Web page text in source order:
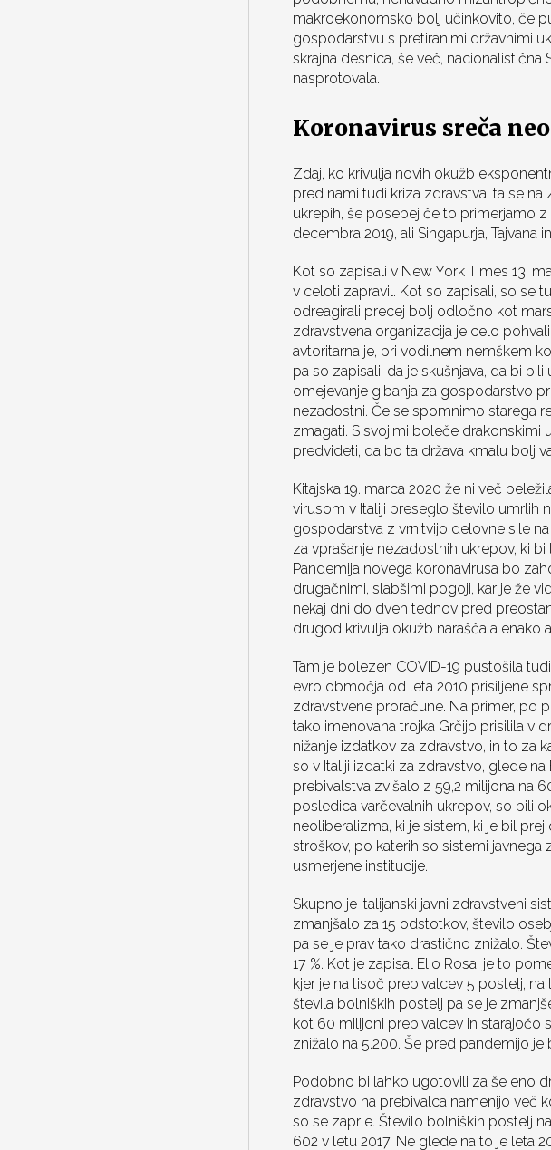
makroekonomsko bolj učinkovito, če
gospodarstvu s pretiranimi državnimi
skrajna desnica, še več,
nasprotovala.
Koronavirus sreča
Zdaj, ko krivulja novih okužb
pred nami tudi kriza zdravstva; ta se
ukrepih, še posebej če to primerjamo z
decembra 2019, ali Singapurja, Tajvana
Kot so zapisali v New York Times 13.
v celoti zapravil. Kot so zapisali, so se
odreagirali precej bolj odločno kot
zdravstvena organizacija je celo
avtoritarna je, pri vodilnem nemškem
pa so zapisali, da je skušnjava, da bi
omejevanje gibanja za gospodarstvo
nezadostni. Če se spomnimo starega
zmagati. S svojimi boleče drakonskimi
predvideti, da bo ta država kmalu bolj
Kitajska 19. marca 2020 že ni več
virusom v Italiji preseglo število umrlih
gospodarstva z vrnitvijo delovne sile
za vprašanje nezadostnih ukrepov, ki
Pandemija novega koronavirusa bo
drugačnimi, slabšimi pogoji, kar je že
nekaj dni do dveh tednov pred
drugod krivulja okužb naraščala enako
Tam je bolezen COVID-19 pustošila
evro območja od leta 2010 prisiljene
zdravstvene proračune. Na primer, po
tako imenovana trojka Grčijo prisilila v
nižanje izdatkov za zdravstvo, in to za
so v Italiji izdatki za zdravstvo, glede
prebivalstva zvišalo z 59,2 milijona na
posledica varčevalnih ukrepov, so bili
neoliberalizma, ki je sistem, ki je bil
stroškov, po katerih so sistemi javnega
usmerjene institucije.
Skupno je italijanski javni zdravstveni
zmanjšalo za 15 odstotkov, število
pa se je prav tako drastično znižalo.
17 %. Kot je zapisal Elio Rosa, je to
kjer je na tisoč prebivalcev 5 postelj,
števila bolniških postelj pa se je
kot 60 milijoni prebivalcev in starajočo
znižalo na 5.200. Še pred pandemijo je
Podobno bi lahko ugotovili za še eno
zdravstvo na prebivalca namenijo več
so se zaprle. Število bolniških postelj
602 v letu 2017. Ne glede na to je leta